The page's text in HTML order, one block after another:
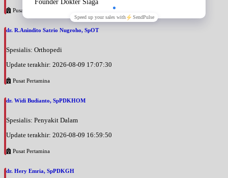
Pusat Pertamina
dr. R.Anindito Satrio Nugroho, SpOT
Spesialis: Orthopedi
Update terakhir: 2026-08-09 17:07:30
Pusat Pertamina
dr. Widi Budianto, SpPDKHOM
Spesialis: Penyakit Dalam
Update terakhir: 2026-08-09 16:59:50
Pusat Pertamina
dr. Hery Emria, SpPDKGH